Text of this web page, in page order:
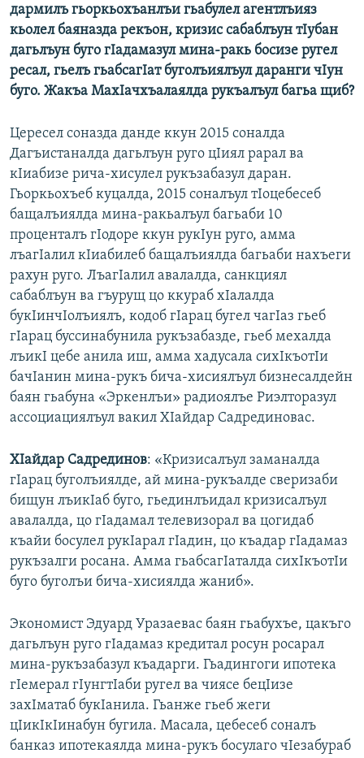
дармилъ гьоркьохъанлъи гьабулел агентлъияз
кьолел баяназда рекъон, кризис сабаблъун тIубан
дагьлъун буго гIадамазул мина-ракь босизе ругел
ресал, гьелъ гьабсагIат буголъиялъул даранги чIун
буго. Жакъа МахIачхъалаялда рукъалъул багьа щиб?
Цересел соназда данде ккун 2015 соналда
Дагъистаналда дагьлъун руго цIиял рарал ва
кIиабизе рича-хисулел рукъзабазул даран.
Гьоркьохъеб куцалда, 2015 соналъул тIоцебесеб
бащалъиялда мина-ракьалъул багьаби 10
проценталъ гIодоре ккун рукIун руго, амма
лъагIалил кIиабилеб бащалъиялда багьаби нахъеги
рахун руго. ЛъагIалил авалалда, санкциял
сабаблъун ва гъурущ цо ккураб хIалалда
букIинчIолъиялъ, кодоб гIарац бугел чагIаз гьеб
гIарац буссинабунила рукъзабазде, гьеб мехалда
лъикI цебе анила иш, амма хадусала сихIкъотIи
бачIанин мина-рукъ бича-хисиялъул бизнесалдейн
баян гьабуна «Эркенлъи» радиоялъе Риэлторазул
ассоциациялъул вакил ХIайдар Садрединовас.
ХIайдар Садрединов: «Кризисалъул заманалда
гIарац буголъиялде, ай мина-рукъалде сверизаби
бищун лъикIаб буго, гьединлъидал кризисалъул
авалалда, цо гIадамал телевизорал ва цогидаб
къайи босулел рукIарал гIадин, цо къадар гIадамаз
рукъзалги росана. Амма гьабсагIаталда сихIкъотIи
буго буголъи бича-хисиялда жаниб».
Экономист Эдуард Уразаевас баян гьабухъе, цакъго
дагьлъун руго гIадамаз кредитал росун росарал
мина-рукъзабазул къадарги. Гьадингоги ипотека
гIемерал гIунгтIаби ругел ва чиясе бецIизе
захIматаб букIанила. Гьанже гьеб жеги
цIикIкIинабун бугила. Масала, цебесеб соналъ
банказ ипотекаялда мина-рукъ босулаго чIезабураб